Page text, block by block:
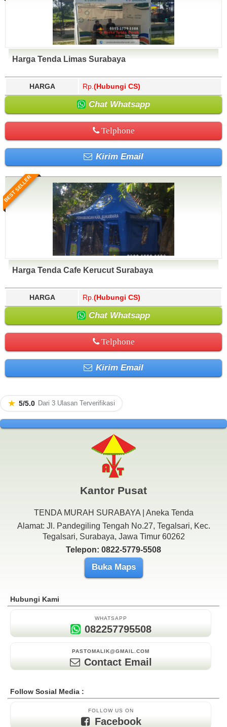
Harga Tenda Limas Surabaya
HARGA Rp. (Hubungi CS)
Chat Whatsapp
Telphone
Kirim Email
BEST SELLER
Harga Tenda Cafe Kerucut Surabaya
HARGA Rp. (Hubungi CS)
Chat Whatsapp
Telphone
Kirim Email
★ 5/5.0 Dari 3 Ulasan Terverifikasi
Kantor Pusat
TENDA MURAH SURABAYA | Aneka Tenda
Alamat: Jl. Pandegiling Tengah No.27, Tegalsari, Kec.
Tegalsari, Surabaya, Jawa Timur 60262
Telepon: 0822-5779-5508
Buka Maps
Hubungi Kami
WHATSAPP
082257795508
PASTOMALIK@GMAIL.COM
Contact Email
Follow Sosial Media :
FOLLOW US ON
Facebook